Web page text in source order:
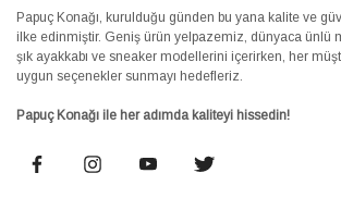
Papuç Konağı, kurulduğu günden bu yana kalite ve
ilke edinmiştir. Geniş ürün yelpazemiz, dünyaca ünlü
şık ayakkabı ve sneaker modellerini içerirken, her
uygun seçenekler sunmayı hedefleriz.
Papuç Konağı ile her adımda kaliteyi hissedin!